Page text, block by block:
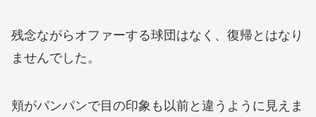
残念ながらオファーする球団はなく、復帰とはなり
ませんでした。
頬がパンパンで目の印象も以前と違うように見えま